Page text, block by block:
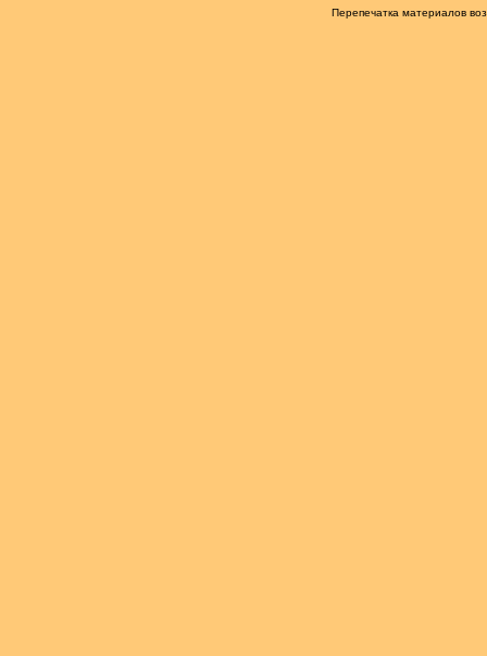
Перепечатка материалов